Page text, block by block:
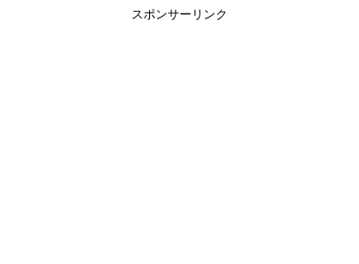
スポンサーリンク